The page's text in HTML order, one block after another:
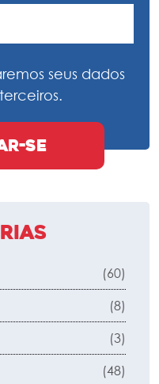
seus dados
(60)
(8)
(3)
(48)